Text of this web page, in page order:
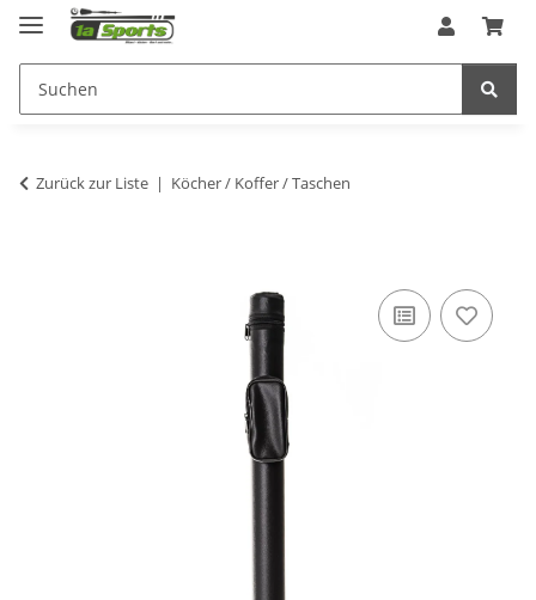
Zurück zur Liste Köcher / Koffer / Taschen